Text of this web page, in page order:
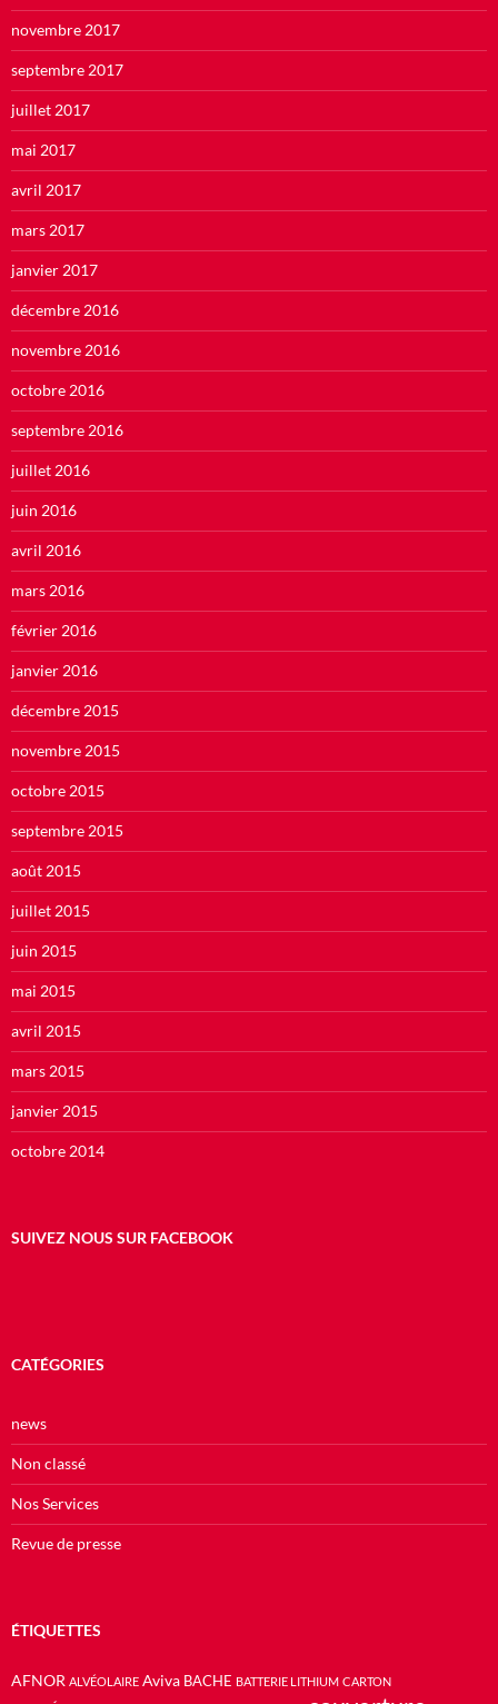
novembre 2017
septembre 2017
juillet 2017
mai 2017
avril 2017
mars 2017
janvier 2017
décembre 2016
novembre 2016
octobre 2016
septembre 2016
juillet 2016
juin 2016
avril 2016
mars 2016
février 2016
janvier 2016
décembre 2015
novembre 2015
octobre 2015
septembre 2015
août 2015
juillet 2015
juin 2015
mai 2015
avril 2015
mars 2015
janvier 2015
octobre 2014
SUIVEZ NOUS SUR FACEBOOK
CATÉGORIES
news
Non classé
Nos Services
Revue de presse
ÉTIQUETTES
AFNOR ALVÉOLAIRE Aviva BACHE BATTERIE LITHIUM CARTON